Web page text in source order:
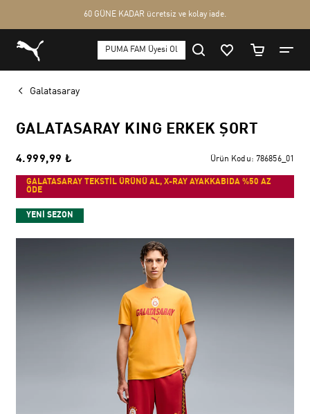
Galatasaray
GALATASARAY KING ERKEK ŞORT
4.999,99 ₺ Ürün Kodu: 786856_01
GALATASARAY TEKSTİL ÜRÜNÜ AL, X-RAY AYAKKABIDA %50 AZ
ÖDE
YENİ SEZON